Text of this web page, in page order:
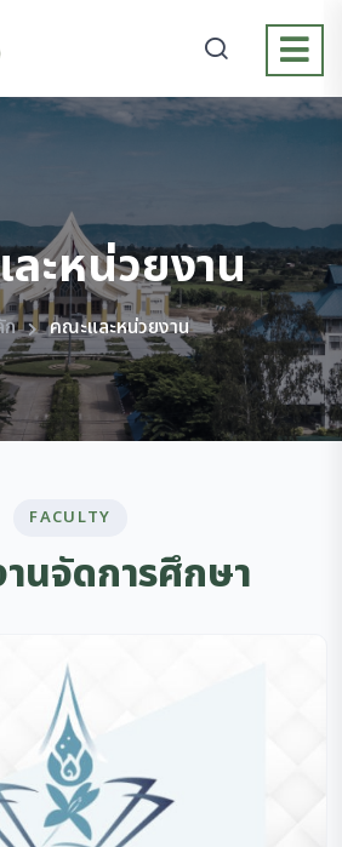
ะหน่วยงาน
คณะและหน่วยงาน
FACULTY
นจัดการศึกษา